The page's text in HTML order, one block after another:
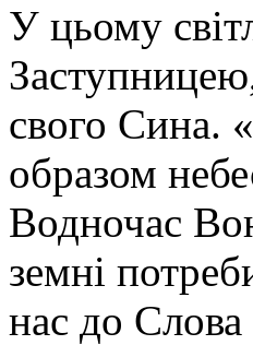
У цьому
свого Сина.
образом
Водночас
земні
нас до Слова